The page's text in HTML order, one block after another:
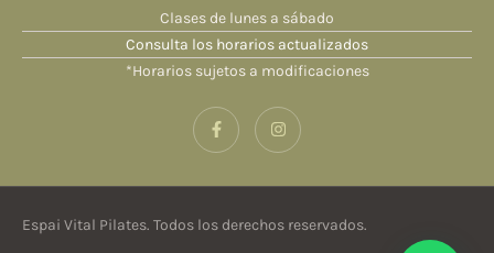
Clases de lunes a sábado
Consulta los horarios actualizados
*Horarios sujetos a modificaciones
Espai Vital Pilates. Todos los derechos reservados.